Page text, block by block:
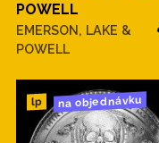
POWELL
EMERSON, LAKE &
POWELL
lp na objednávku